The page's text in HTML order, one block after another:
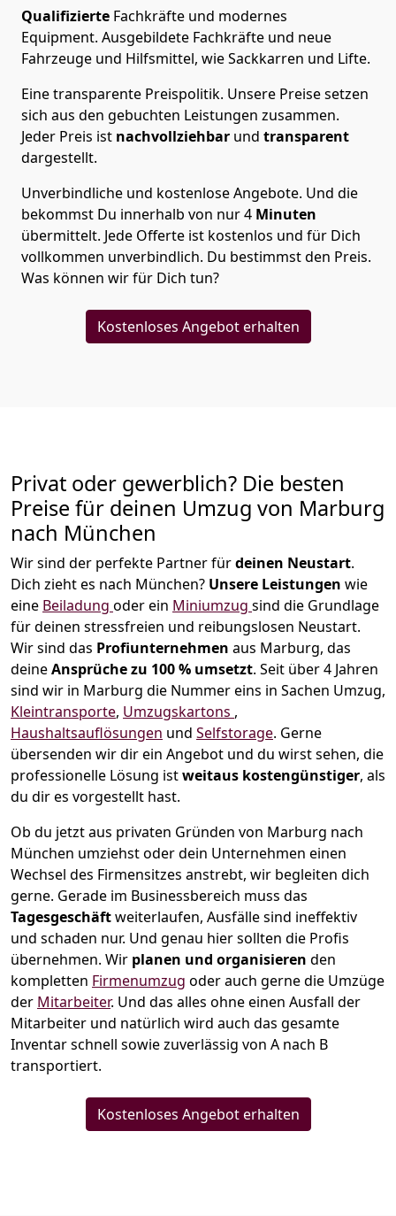
Qualifizierte Fachkräfte und modernes
Equipment. Ausgebildete Fachkräfte und neue
Fahrzeuge und Hilfsmittel, wie Sackkarren und Lifte.
Eine transparente Preispolitik. Unsere Preise setzen
sich aus den gebuchten Leistungen zusammen.
Jeder Preis ist nachvollziehbar und transparent
dargestellt.
Unverbindliche und kostenlose Angebote. Und die
bekommst Du innerhalb von nur4 Minuten
übermittelt. Jede Offerte ist kostenlos und für Dich
vollkommen unverbindlich. Du bestimmst den Preis.
Was können wir für Dich tun?
Kostenloses Angebot erhalten
Privat oder gewerblich? Die besten
Preise für deinen Umzug von Marburg
nach München
Wir sind der perfekte Partner fürdeinen Neustart.
Dich zieht es nach München? Unsere Leistungen wie
eine Beiladung oder ein Miniumzug sind die Grundlage
für deinen stressfreien und reibungslosen Neustart.
Wir sind das Profiunternehmen aus Marburg, das
deineAnsprüche zu 100 % umsetzt. Seit über 4 Jahren
sind wir in Marburg die Nummer eins in Sachen Umzug,
Kleintransporte, Umzugskartons ,
Haushaltsauflösungen und Selfstorage. Gerne
übersenden wir dir ein Angebot und du wirst sehen, die
professionelle Lösung istweitaus kostengünstiger, als
du dir es vorgestellt hast.
Ob du jetzt aus privaten Gründen von Marburg nach
München umziehst oder dein Unternehmen einen
Wechsel des Firmensitzes anstrebt, wir begleiten dich
gerne. Gerade im Businessbereich muss das
Tagesgeschäftweiterlaufen, Ausfälle sind ineffektiv
und schaden nur. Und genau hier sollten die Profis
übernehmen. Wir planen und organisieren den
kompletten Firmenumzug oder auch gerne die Umzüge
der Mitarbeiter. Und das alles ohne einen Ausfall der
Mitarbeiter und natürlich wird auch das gesamte
Inventar schnell sowie zuverlässig von A nach B
transportiert.
Kostenloses Angebot erhalten